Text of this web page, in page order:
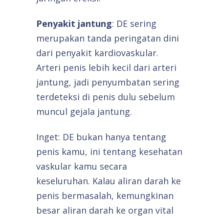
Penyakit jantung: DE sering
merupakan tanda peringatan dini
dari penyakit kardiovaskular.
Arteri penis lebih kecil dari arteri
jantung, jadi penyumbatan sering
terdeteksi di penis dulu sebelum
muncul gejala jantung.
Inget: DE bukan hanya tentang
penis kamu, ini tentang kesehatan
vaskular kamu secara
keseluruhan. Kalau aliran darah ke
penis bermasalah, kemungkinan
besar aliran darah ke organ vital